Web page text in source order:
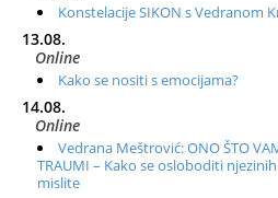
Konstelacije SIKON s Vedranom
13.08.
Online
Kako se nositi s emocijama?
14.08.
Online
Vedrana Meštrović: ONO ŠTO
TRAUMI – Kako se osloboditi
mislite